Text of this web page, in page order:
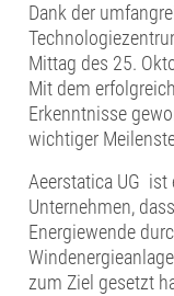
Dank der
Mittag des 25.
Mit dem
Erkenntnisse
wichtiger
Aeerstatica UG ist
Unternehmen,
Energiewende
zum Ziel gesetzt